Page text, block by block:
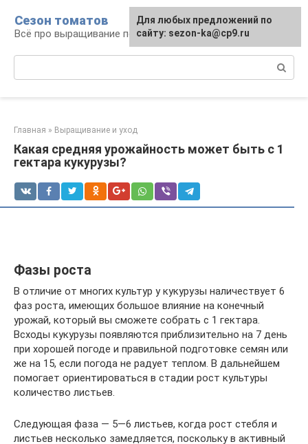
контенту
Сезон томатов
Всё про выращивание помидоров
Главная » Выращивание и уход
Какая средняя урожайность может быть с 1
гектара кукурузы?
Фазы роста
В отличие от многих культур у кукурузы наличествует 6
фаз роста, имеющих большое влияние на конечный
урожай, который вы сможете собрать с 1 гектара.
Всходы кукурузы появляются приблизительно на 7 день
при хорошей погоде и правильной подготовке семян или
же на 15, если погода не радует теплом. В дальнейшем
помогает ориентироваться в стадии рост культуры
количество листьев.
Следующая фаза — 5—6 листьев, когда рост стебля и
листьев несколько замедляется, поскольку в активный
Для любых предложений по
сайту: sezon-ka@cp9.ru